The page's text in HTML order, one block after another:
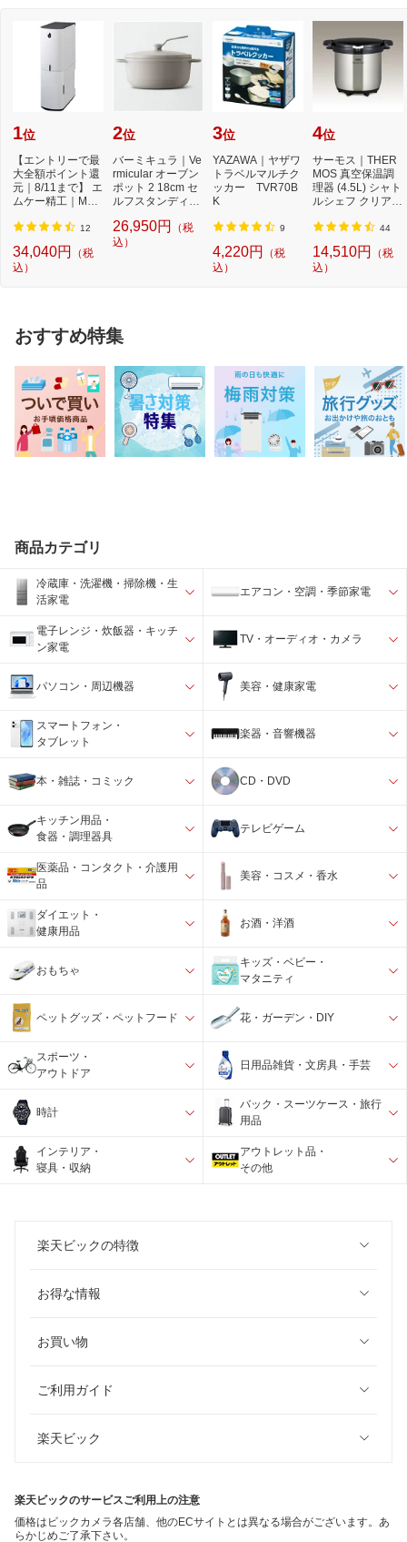
1位
【エントリーで最
大全額ポイント還
元｜8/11まで】 エ
ムケー精工｜MKs
保...
12
34,040円
（税
込）
2位
バーミキュラ｜Ve
rmicular オーブン
ポット 2 18cm セ
ルフスタンディン
26,950円
（税
込）
3位
YAZAWA｜ヤザワ
トラベルマルチク
ッカー TVR70B
K
9
4,220円
（税
込）
4位
サーモス｜THER
MOS 真空保温調
理器 (4.5L) シャト
ルシェフ クリアス
00...
44
14,510円
（税
込）
おすすめ特集
商品カテゴリ
冷蔵庫・洗濯機・掃除機・生
活家電
エアコン・空調・季節家電
電子レンジ・炊飯器・キッチ
ン家電
TV・オーディオ・カメラ
パソコン・周辺機器 美容・健康家電
スマートフォン・
タブレット
楽器・音響機器
本・雑誌・コミック CD・DVD
キッチン用品・
食器・調理器具
テレビゲーム
医薬品・コンタクト・介護用
品
美容・コスメ・香水
ダイエット・
健康用品
お酒・洋酒
おもちゃ
キッズ・ベビー・
マタニティ
ペットグッズ・ペットフード 花・ガーデン・DIY
スポーツ・
アウトドア
日用品雑貨・文房具・手芸
時計
バック・スーツケース・旅行
用品
インテリア・
寝具・収納
アウトレット品・
その他
楽天ビックの特徴
お得な情報
お買い物
ご利用ガイド
楽天ビック
楽天ビックのサービスご利用上の注意
価格はビックカメラ各店舗、他のECサイトとは異なる場合がございます。あ
らかじめご了承下さい。